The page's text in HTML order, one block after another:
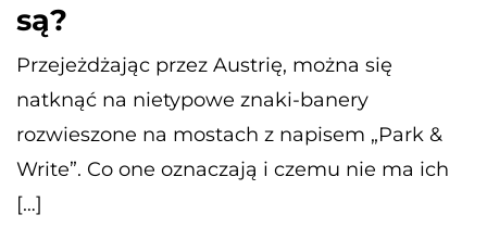
są?
Przejeżdżając przez Austrię, można się
natknąć na nietypowe znaki-banery
rozwieszone na mostach z napisem „Park &
Write”. Co one oznaczają i czemu nie ma ich
[…]